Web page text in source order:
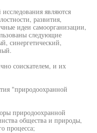
являются
развития,
идеи самоорганизации,
следующие
синергетический,
соискателем, и их
"природоохранной
природоохранной
общества и природы,
процесса;